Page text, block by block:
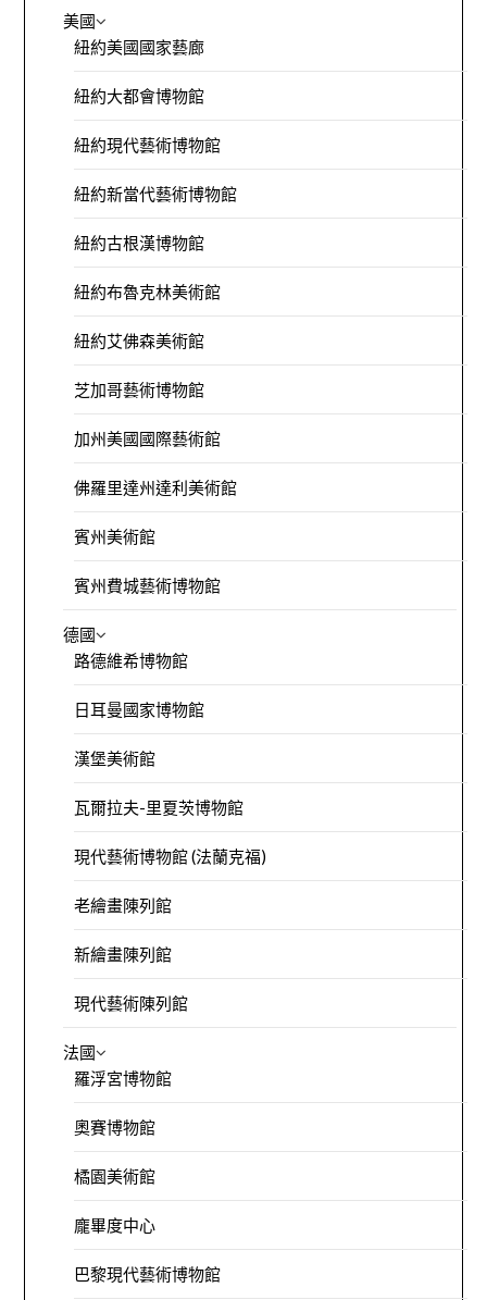
美國
紐約美國國家藝廊
紐約大都會博物館
紐約現代藝術博物館
紐約新當代藝術博物館
紐約古根漢博物館
紐約布魯克林美術館
紐約艾佛森美術館
芝加哥藝術博物館
加州美國國際藝術館
佛羅里達州達利美術館
賓州美術館
賓州費城藝術博物館
德國
路德維希博物館
日耳曼國家博物館
漢堡美術館
瓦爾拉夫-里夏茨博物館
現代藝術博物館 (法蘭克福)
老繪畫陳列館
新繪畫陳列館
現代藝術陳列館
法國
羅浮宮博物館
奧賽博物館
橘園美術館
龐畢度中心
巴黎現代藝術博物館